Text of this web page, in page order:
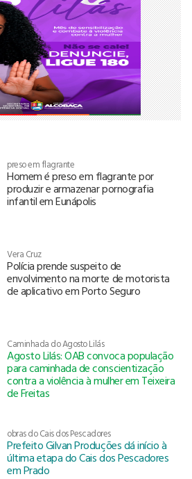
preso em flagrante
Homem é preso em flagrante por
produzir e armazenar pornografia
infantil em Eunápolis
Vera Cruz
Polícia prende suspeito de
envolvimento na morte de motorista
de aplicativo em Porto Seguro
Caminhada do Agosto Lilás
Agosto Lilás: OAB convoca população
para caminhada de conscientização
contra a violência à mulher em Teixeira
de Freitas
obras do Cais dos Pescadores
Prefeito Gilvan Produções dá início à
última etapa do Cais dos Pescadores
em Prado